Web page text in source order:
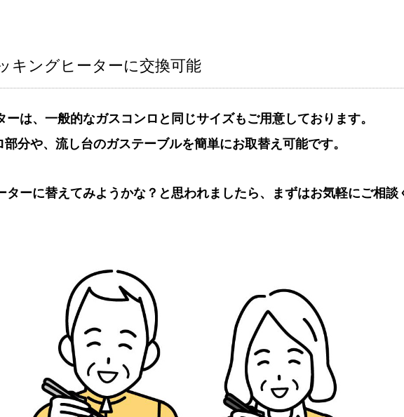
キングヒーターに交換可能
は、一般的なガスコンロと同じサイズもご用意しております。
分や、流し台のガステーブルを簡単にお取替え可能です。
ーに替えてみようかな？と思われましたら、まずはお気軽にご相談